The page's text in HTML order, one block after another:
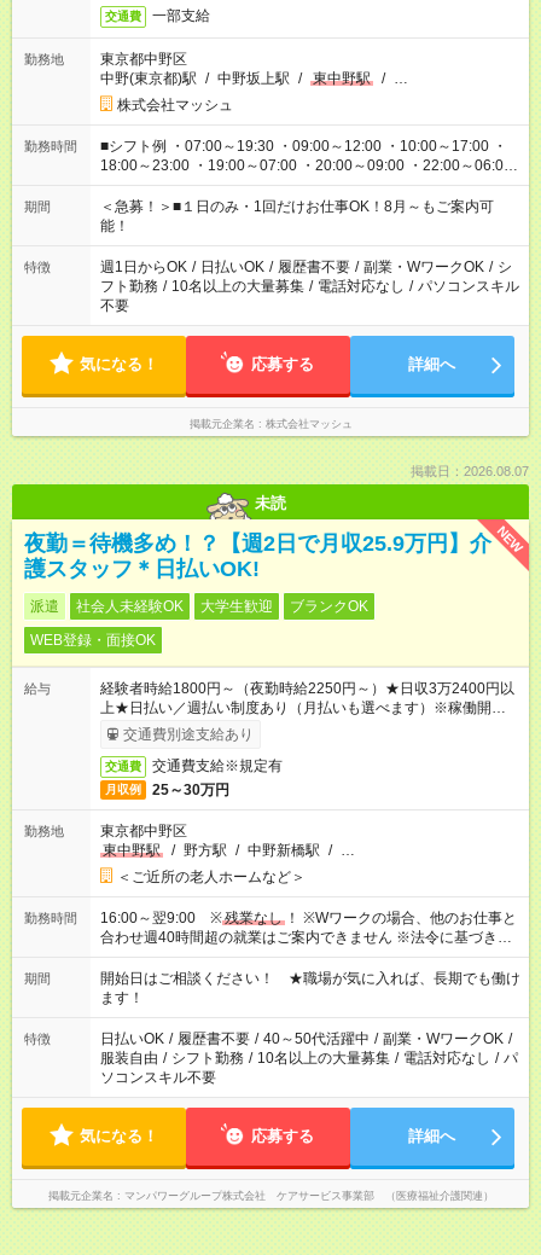
交通費 一部支給
勤務地
東京都中野区
中野(東京都)駅 / 中野坂上駅 / 東中野駅 / …
株式会社マッシュ
勤務時間
■シフト例 ・07:00～19:30 ・09:00～12:00 ・10:00～17:00 ・
18:00～23:00 ・19:00～07:00 ・20:00～09:00 ・22:00～06:00
etc ★最短で3時間で5,120円のお仕事から 15時間で2万円近く稼
げるお仕事も！ ご希望のお時間に合わせてご紹介！ ※シフトは
現場によって異なります。 ※勿論、休憩時間はあるのでご安心
ください！
期間
＜急募！＞■１日のみ・1回だけお仕事OK！8月～もご案内可
能！
特徴 週1日からOK / 日払いOK / 履歴書不要 / 副業・WワークOK / シ
フト勤務 / 10名以上の大量募集 / 電話対応なし / パソコンスキル
不要
気になる！ 応募する 詳細へ
掲載元企業名 株式会社マッシュ
掲載日：2026.08.07
未読
NEW
夜勤＝待機多め！？【週2日で月収25.9万円】介
護スタッフ＊日払いOK!
派遣 社会人未経験OK 大学生歓迎
ブランクOK
WEB登録・面接OK
給与
経験者時給1800円～（夜勤時給2250円～）★日収3万2400円以
上★日払い／週払い制度あり（月払いも選べます）※稼働開始時
は手続き完了次第のお支払いとなります。
交通費別途支給あり
交通費 交通費支給※規定有
月収例 25～30万円
勤務地
東京都中野区
東中野駅
/ 野方駅 / 中野新橋駅 / …
＜ご近所の老人ホームなど＞
勤務時間 16:00～翌9:00 ※残業なし ！ ※Wワークの場合、他のお仕事と
合わせ週40時間超の就業はご案内できません ※法令に基づき、
週20時間以上勤務は社会保険への加入対象となります ※労働者
派遣法（日雇い派遣の原則禁止）により、短時間・短期間の就
業はご案内が難しい場合があります
期間
開始日はご相談ください！ ★職場が気に入れば、長期でも働け
ます！
特徴 日払いOK / 履歴書不要 / 40～50代活躍中 / 副業・WワークOK /
服装自由 / シフト勤務 / 10名以上の大量募集 / 電話対応なし / パ
ソコンスキル不要
気になる！ 応募する 詳細へ
掲載元企業名 マンパワーグループ株式会社 ケアサービス事業部 （医療福祉介護関連）